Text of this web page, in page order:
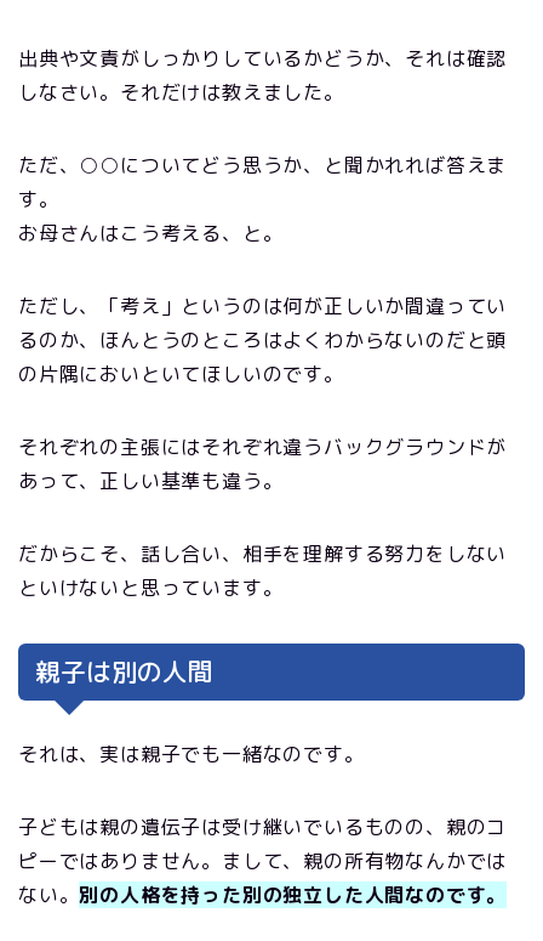
出典や文責がしっかりしているかどうか、それは確認
しなさい。それだけは教えました。
ただ、○○についてどう思うか、と聞かれれば答えま
す。
お母さんはこう考える、と。
ただし、「考え」というのは何が正しいか間違ってい
るのか、ほんとうのところはよくわからないのだと頭
の片隅においといてほしいのです。
それぞれの主張にはそれぞれ違うバックグラウンドが
あって、正しい基準も違う。
だからこそ、話し合い、相手を理解する努力をしない
といけないと思っています。
親子は別の人間
それは、実は親子でも一緒なのです。
子どもは親の遺伝子は受け継いでいるものの、親のコ
ピーではありません。まして、親の所有物なんかでは
ない。別の人格を持った別の独立した人間なのです。